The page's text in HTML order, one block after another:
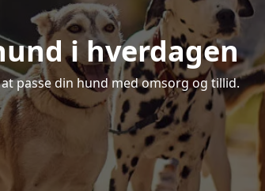
i hverdagen
passe din hund med omsorg og tillid.